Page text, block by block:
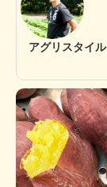
アグリスタイル